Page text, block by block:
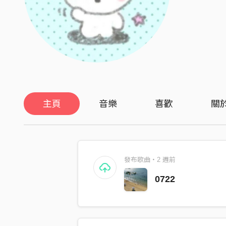
主頁 音樂 喜歡 關
發布歌曲・2 週前
0722